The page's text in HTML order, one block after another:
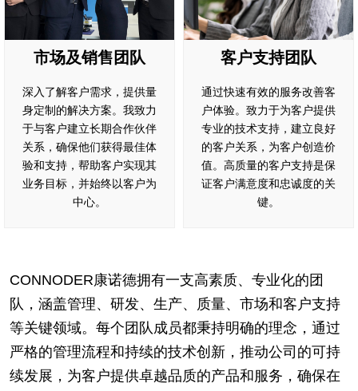
市场及销售团队
深入了解客户需求，提供量
身定制的解决方案。我致力
于与客户建立长期合作伙伴
关系，确保他们获得最佳体
验和支持，帮助客户实现其
业务目标，并始终以客户为
中心。
客户支持团队
通过快速有效的服务改善客
户体验。致力于为客户提供
专业的技术支持，建立良好
的客户关系，为客户创造价
值。高质量的客户支持是保
证客户满意度和忠诚度的关
键。
CONNODER康诺德拥有一支高素质、专业化的团
队，涵盖管理、研发、生产、质量、市场和客户支持
等关键领域。每个团队成员都秉持明确的理念，通过
严格的管理流程和持续的技术创新，推动公司的可持
续发展，为客户提供卓越品质的产品和服务，确保在